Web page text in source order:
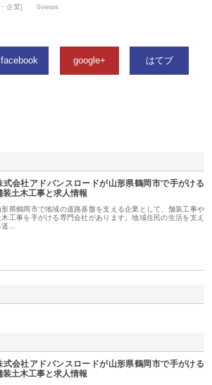
企業] 0views
facebook google+ はてブ
式会社アドバンスロードが山形県鶴岡市で手がける
装土木工事と求人情報
形県鶴岡市で地域の道路基盤を支える企業として、舗装工事や
木工事を手がける専門会社があります。地域住民の生活を支え
道…
式会社アドバンスロードが山形県鶴岡市で手がける
装土木工事と求人情報